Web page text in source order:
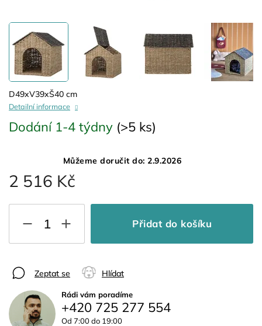
2 516 Kč
Dodání 1-4 týdny (>5 ks)
Můžeme doručit do: 2.9.2026
Přidat do košíku
D49xV39xŠ40 cm
Detailní informace
Zeptat se Hlídat
Rádi vám poradíme
+420 725 277 554
Od 7:00 do 19:00